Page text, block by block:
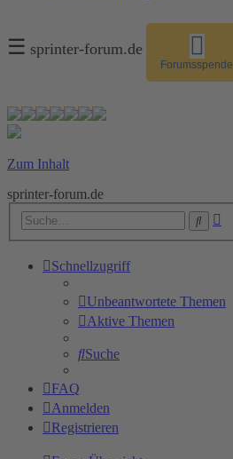
☰ sprinter-forum.de
Forumsspende
Zum Inhalt
sprinter-forum.de
Suche
Schnellzugriff
Unbeantwortete Themen
Aktive Themen
Suche
FAQ
Anmelden
Registrieren